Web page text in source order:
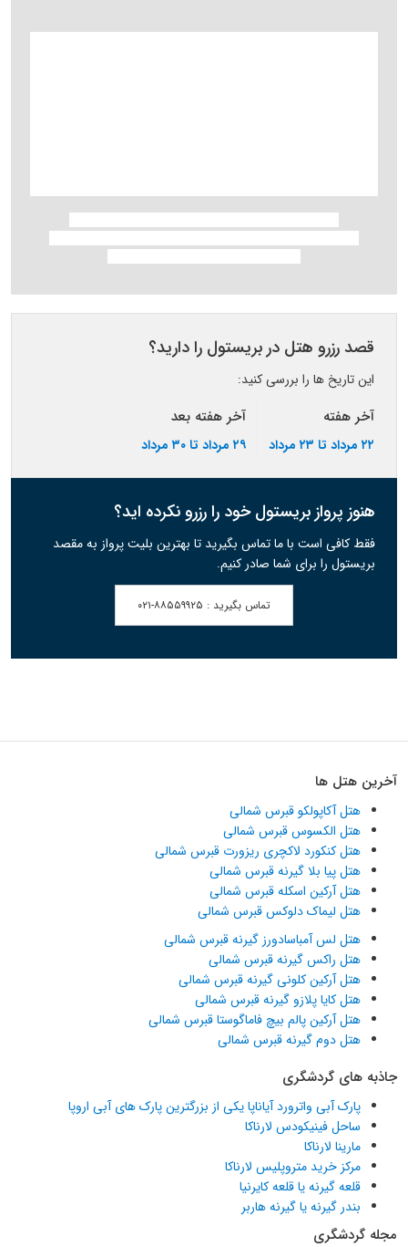
قصد رزرو هتل در بریستول را دارید؟
این تاریخ ها را بررسی کنید:
آخر هفته
۲۲ مرداد تا ۲۳ مرداد
آخر هفته بعد
۲۹ مرداد تا ۳۰ مرداد
هنوز پرواز بریستول خود را رزرو نکرده اید؟
فقط کافی است با ما تماس بگیرید تا بهترین بلیت پرواز به مقصد
بریستول را برای شما صادر کنیم.
تماس بگیرید : ۰۲۱-۸۸۵۵۹۹۲۵
آخرین هتل ها
هتل آکاپولکو قبرس شمالی
هتل الکسوس قبرس شمالی
هتل کنکورد لاکچری ریزورت قبرس شمالی
هتل پیا بلا گیرنه قبرس شمالی
هتل آرکین اسکله قبرس شمالی
هتل لیماک دلوکس قبرس شمالی
هتل لس آمباسادورز گیرنه قبرس شمالی
هتل راکس گیرنه قبرس شمالی
هتل آرکین کلونی گیرنه قبرس شمالی
هتل کایا پلازو گیرنه قبرس شمالی
هتل آرکین پالم بیچ فاماگوستا قبرس شمالی
هتل دوم گیرنه قبرس شمالی
جاذبه های گردشگری
پارک آبی واترورد آیاناپا یکی از بزرگترین پارک های آبی اروپا
ساحل فینیکودس لارناکا
مارینا لارناکا
مرکز خرید متروپلیس لارناکا
قلعه گیرنه یا قلعه کایرنیا
بندر گیرنه یا گیرنه هاربر
مجله گردشگری